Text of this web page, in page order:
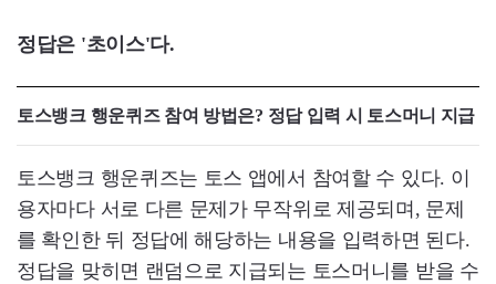
​정답은 '초이스'다.
토스뱅크 행운퀴즈 참여 방법은? 정답 입력 시 토스머니 지급
토스뱅크 행운퀴즈는 토스 앱에서 참여할 수 있다. 이
용자마다 서로 다른 문제가 무작위로 제공되며, 문제
를 확인한 뒤 정답에 해당하는 내용을 입력하면 된다.
정답을 맞히면 랜덤으로 지급되는 토스머니를 받을 수